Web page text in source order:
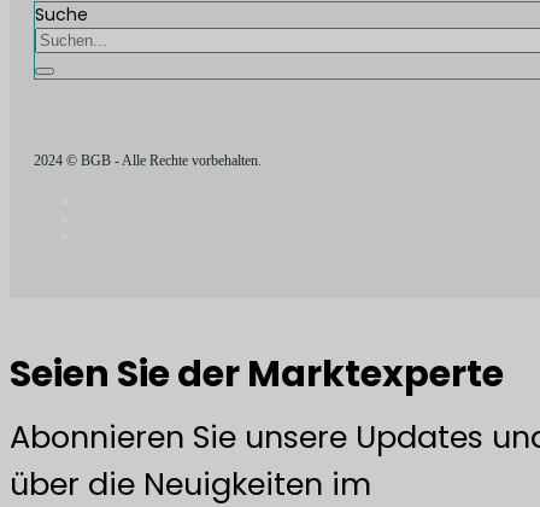
Suche
2024 © BGB - Alle Rechte vorbehalten.
Seien Sie der Marktexperte
Abonnieren Sie unsere Updates
über die Neuigkeiten im